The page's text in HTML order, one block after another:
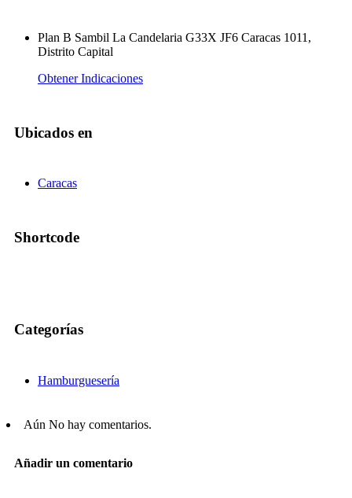
Plan B Sambil La Candelaria G33X JF6 Caracas 1011,
Distrito Capital
Obtener Indicaciones
Ubicados en
Caracas
Shortcode
Categorías
Hamburguesería
Aún No hay comentarios.
Añadir un comentario